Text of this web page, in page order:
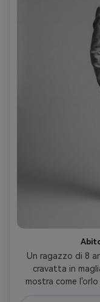
Un ragazzo di 8
cravatta in
mostra come
test di